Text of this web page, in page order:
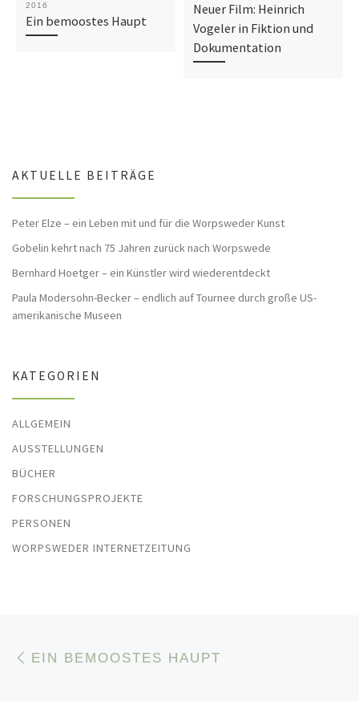
2016
Ein bemoostes Haupt
Neuer Film: Heinrich
Vogeler in Fiktion und
Dokumentation
AKTUELLE BEITRÄGE
Peter Elze – ein Leben mit und für die Worpsweder Kunst
Gobelin kehrt nach 75 Jahren zurück nach Worpswede
Bernhard Hoetger – ein Künstler wird wiederentdeckt
Paula Modersohn-Becker – endlich auf Tournee durch große US-
amerikanische Museen
KATEGORIEN
ALLGEMEIN
AUSSTELLUNGEN
BÜCHER
FORSCHUNGSPROJEKTE
PERSONEN
WORPSWEDER INTERNETZEITUNG
Beitragsnavigation
EIN BEMOOSTES HAUPT